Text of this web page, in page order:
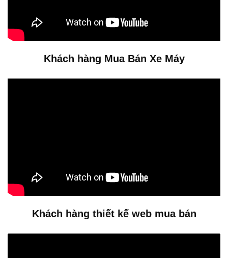
Khách hàng Mua Bán Xe Máy
Khách hàng thiết kế web mua bán